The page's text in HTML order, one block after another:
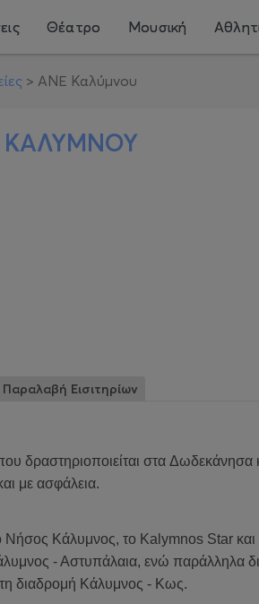
Θέατρο Μουσική
> ΑΝΕ Καλύμνου
ΚΑΛΥΜΝΟΥ
Παραλαβή Εισιτηρίων
δραστηριοποιείται στα Δωδεκάνησα
με ασφάλεια.
Νήσος Κάλυμνος, το Kalymnos Star
- Αστυπάλαια, ενώ παράλληλα
διαδρομή Κάλυμνος - Κως.